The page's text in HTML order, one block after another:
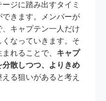
ジに踏み出すタイミ
きます。メンバーが
キャプテン一人だけ
なっていきます。そ
れることで、 キャプ
散しつつ、よりきめ
える狙いがあると考え